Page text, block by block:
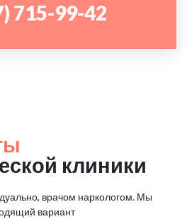
715-99-42
клиники
врачом наркологом. Мы
вариант